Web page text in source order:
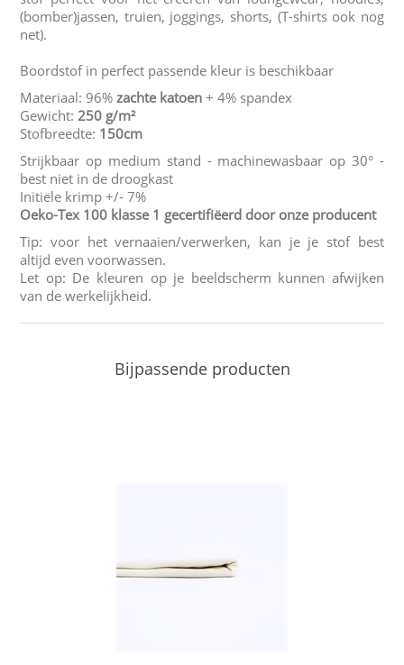
(bomber)jassen, truien, joggings, shorts, (T-shirts ook nog
net).
Boordstof in perfect passende kleur is beschikbaar
Materiaal: 96%zachte katoen + 4% spandex
Gewicht: 250 g/m²
Stofbreedte: 150cm
Strijkbaar op medium stand - machinewasbaar op 30° -
best niet in de droogkast
Initiële krimp +/- 7%
Oeko-Tex 100 klasse 1 gecertifiëerd door onze producent
Tip: voor het vernaaien/verwerken, kan je je stof best
altijd even voorwassen.
Let op: De kleuren op je beeldscherm kunnen afwijken
van de werkelijkheid.
Bijpassende producten